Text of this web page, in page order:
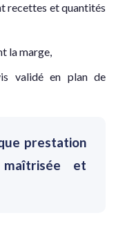
recettes et quantités
la marge,
validé en plan de
prestation
et